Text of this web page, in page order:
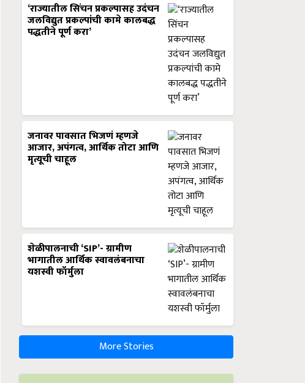
‘राज्यातील सिंचन प्रकल्पासह उदंचन
जलविद्युत प्रकल्पांची कामे कालबद्ध
पद्धतीने पूर्ण करा’
जनावर पावसात भिजणं म्हणजे
आजार, अपंगत्व, आर्थिक तोटा आणि
मृत्यूची चाहूल
शेळीपालनाची ‘SIP’- ग्रामीण
भागातील आर्थिक स्वावलंबनाचा
यशस्वी फॉर्मुला
More Stories